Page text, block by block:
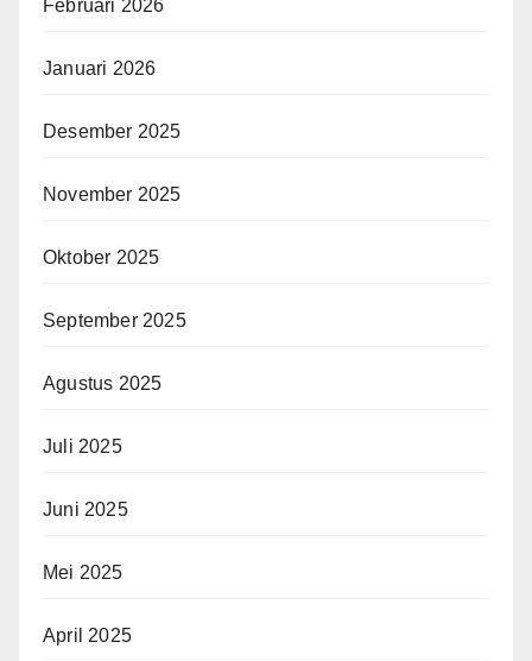
Februari 2026
Januari 2026
Desember 2025
November 2025
Oktober 2025
September 2025
Agustus 2025
Juli 2025
Juni 2025
Mei 2025
April 2025